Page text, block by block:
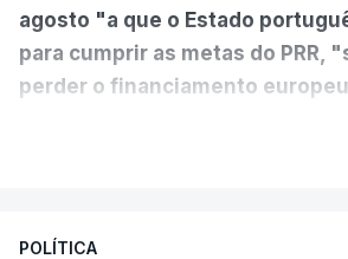
agosto "a que o Estado
para cumprir as metas do PRR,
perder o financiamento
sistema mais simples, mais justo
POLÍTICA